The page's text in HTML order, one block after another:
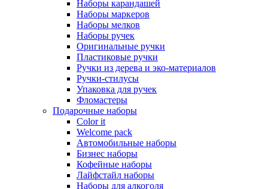
Наборы карандашей
Наборы маркеров
Наборы мелков
Наборы ручек
Оригинальные ручки
Пластиковые ручки
Ручки из дерева и эко-материалов
Ручки-стилусы
Упаковка для ручек
Фломастеры
Подарочные наборы
Color it
Welcome pack
Автомобильные наборы
Бизнес наборы
Кофейные наборы
Лайфстайл наборы
Наборы для алкоголя